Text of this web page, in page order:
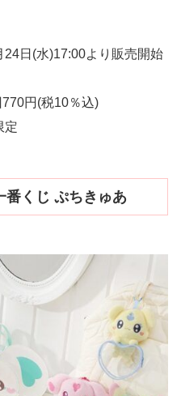
日(水)17:00より販売開始
円(税10％込)
定
くじ ぷちきゅあ